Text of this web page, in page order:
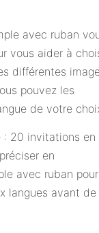
avec ruban
vous aider à
différentes
pouvez les
de votre
: 20 invitations en
en
avec ruban pour
langues avant de